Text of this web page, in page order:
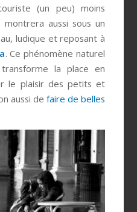
(un peu) moins
aussi sous un
ludique et reposant à
. Ce phénomène naturel
la place en
le plaisir des petits et
aussi defaire de belles